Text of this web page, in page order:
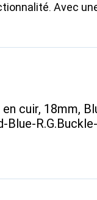
Avec
cuir, 18mm,
Blue-